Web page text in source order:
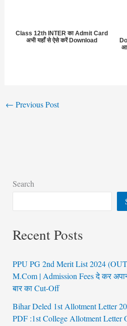
Class 12th INTER का Admit Card
अभी यहाँ से ऐसे करें Download
← Previous Post
Search
Recent Posts
PPU PG 2nd Merit List 2024
M.Com | Admission Fees दे कर
बार का Cut-Off
Bihar Deled 1st Allotment Letter
PDF :1st College Allotment Letter